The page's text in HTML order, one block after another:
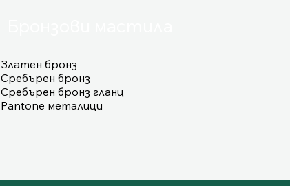
Златен бронз
Сребърен бронз
Сребърен бронз гланц
Pantone металици